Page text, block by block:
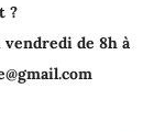
?
vendredi de 8h à